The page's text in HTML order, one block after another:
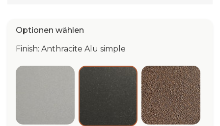
Optionen wählen
Finish: Anthracite Alu simple
Silver Alu simple Anthracite Alu simple
Dark